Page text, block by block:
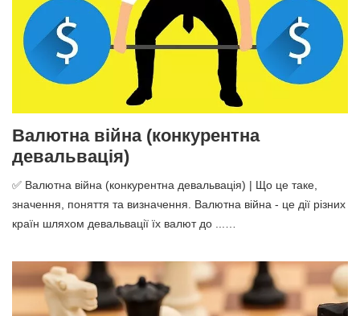
Валютна війна (конкурентна
девальвація)
✅ Валютна війна (конкурентна девальвація) | Що це таке,
значення, поняття та визначення. Валютна війна - це дії різних
країн шляхом девальвації їх валют до ...…